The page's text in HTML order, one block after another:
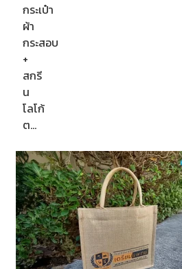
กระเป๋า
ผ้า
กระสอบ
+
สกรี
น
โลโก้
ต…